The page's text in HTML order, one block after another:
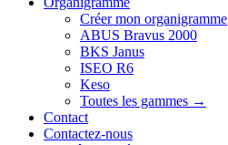
Créer mon organigramme
ABUS Bravus 2000
BKS Janus
ISEO R6
Keso
Toutes les gammes →
Contact
Contactez-nous